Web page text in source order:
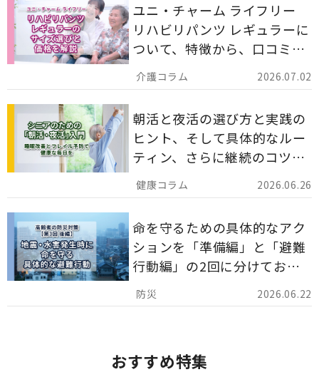
2026.07.02
ユニ・チャーム ライフリー
リハビリパンツ レギュラーに
ついて、特徴から、口コミ、
災害備蓄としての活用法まで
分かりやすく解説します。
2026.06.26
朝活と夜活の選び方と実践の
ヒント、そして具体的なルー
ティン、さらに継続のコツま
でを詳しくご紹介します。
2026.06.22
命を守るための具体的なアク
ションを「準備編」と「避難
行動編」の2回に分けてお届
けしています。
おすすめ特集